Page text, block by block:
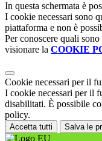
In questa schermata è
I cookie necessari sono
piattaforma e non è
Per conoscere quali
visionare la COOKIE
Cookie necessari per il
I cookie necessari per il
disabilitati. È possibile
policy.
Accetta tutti Salva le